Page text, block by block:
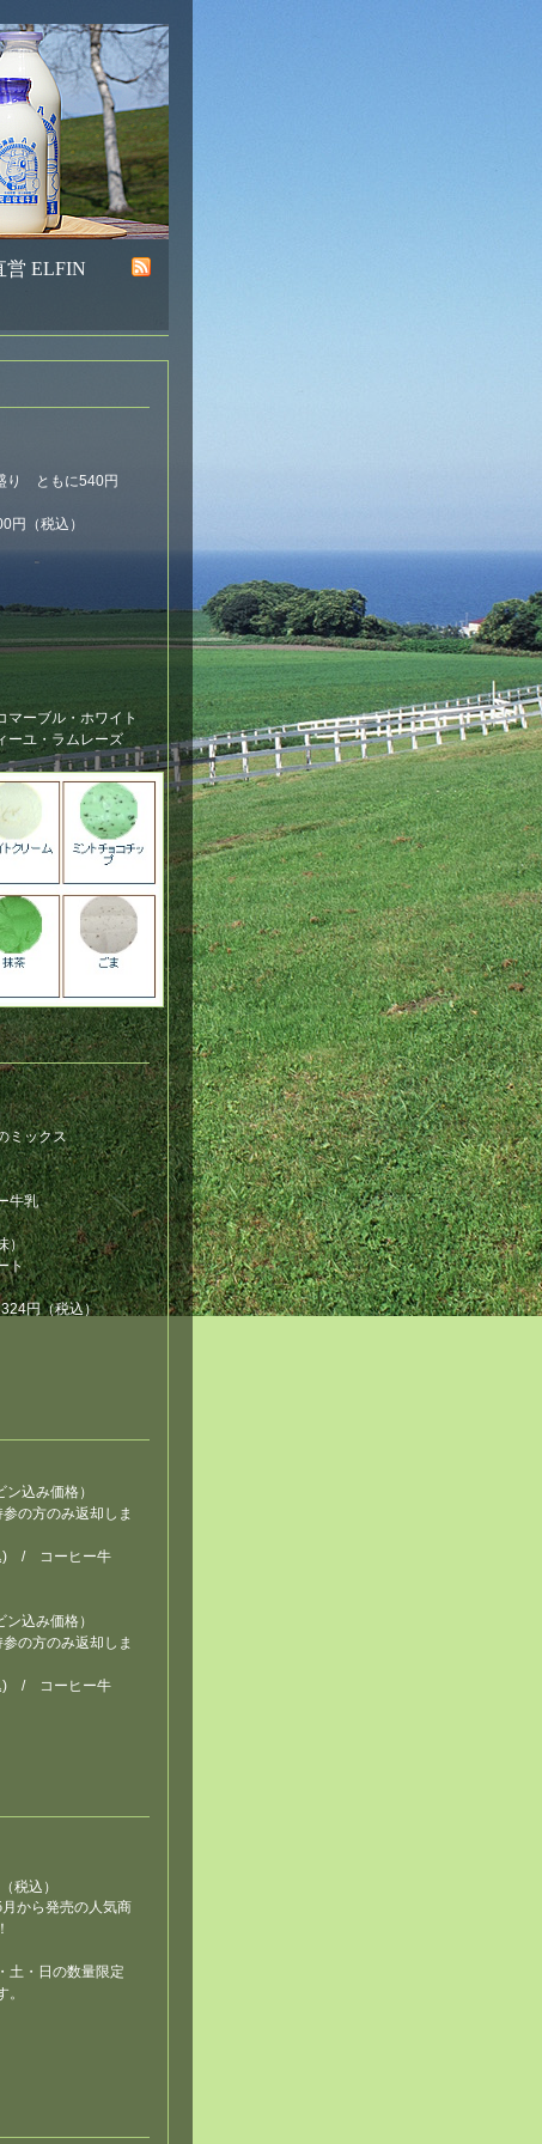
営 ELFIN
ともに540円
（税込）
マーブル・ホワイト
ーユ・ラムレーズ
ミックス
牛乳
）
ト
円（税込）
込み価格）
参の方のみ返却しま
) / コーヒー牛
込み価格）
の方のみ返却しま
) / コーヒー牛
税込）
月から発売の人気商
土・日の数量限定
。